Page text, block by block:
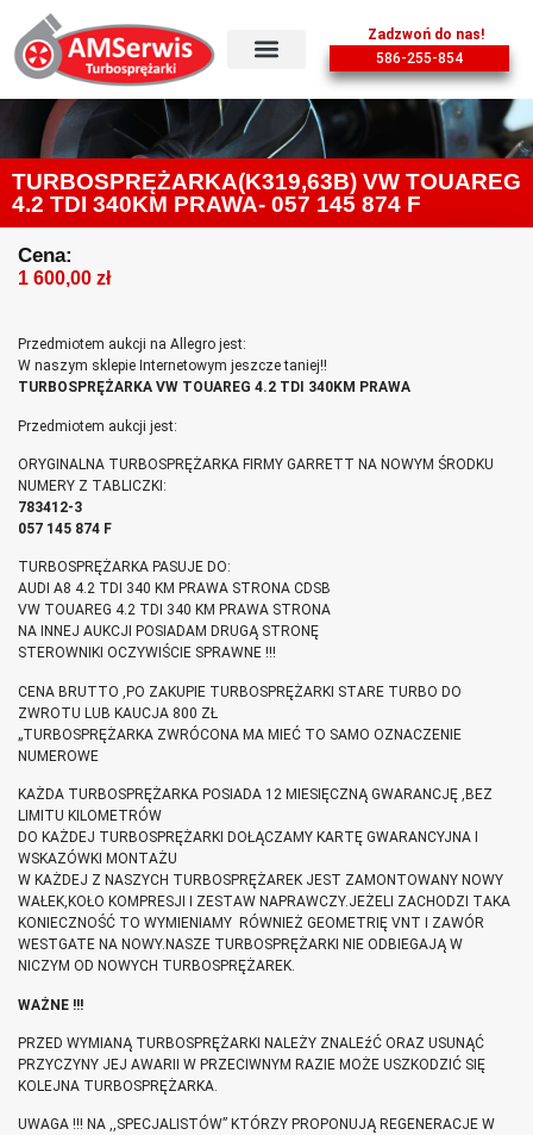
Zadzwoń do nas!
586-255-854
TURBOSPRĘŻARKA(K319,63B) VW TOUAREG
4.2 TDI 340KM PRAWA- 057 145 874 F
Cena:
1 600,00 zł
Przedmiotem aukcji na Allegro jest:
W naszym sklepie Internetowym jeszcze taniej!!
TURBOSPRĘŻARKA VW TOUAREG 4.2 TDI 340KM PRAWA
Przedmiotem aukcji jest:
ORYGINALNA TURBOSPRĘŻARKA FIRMY GARRETT NA NOWYM ŚRODKU
NUMERY Z TABLICZKI:
783412-3
057 145 874 F
TURBOSPRĘŻARKA PASUJE DO:
AUDI A8 4.2 TDI 340 KM PRAWA STRONA CDSB
VW TOUAREG 4.2 TDI 340 KM PRAWA STRONA
NA INNEJ AUKCJI POSIADAM DRUGĄ STRONĘ
STEROWNIKI OCZYWIŚCIE SPRAWNE !!!
CENA BRUTTO ,PO ZAKUPIE TURBOSPRĘŻARKI STARE TURBO DO
ZWROTU LUB KAUCJA 800 ZŁ
„TURBOSPRĘŻARKA ZWRÓCONA MA MIEĆ TO SAMO OZNACZENIE
NUMEROWE
KAŻDA TURBOSPRĘŻARKA POSIADA 12 MIESIĘCZNĄ GWARANCJĘ ,BEZ
LIMITU KILOMETRÓW
DO KAŻDEJ TURBOSPRĘŻARKI DOŁĄCZAMY KARTĘ GWARANCYJNA I
WSKAZÓWKI MONTAŻU
W KAŻDEJ Z NASZYCH TURBOSPRĘŻAREK JEST ZAMONTOWANY NOWY
WAŁEK,KOŁO KOMPRESJI I ZESTAW NAPRAWCZY.JEŻELI ZACHODZI TAKA
KONIECZNOŚĆ TO WYMIENIAMY RÓWNIEŻ GEOMETRIĘ VNT I ZAWÓR
WESTGATE NA NOWY.NASZE TURBOSPRĘŻARKI NIE ODBIEGAJĄ W
NICZYM OD NOWYCH TURBOSPRĘŻAREK.
WAŻNE !!!
PRZED WYMIANĄ TURBOSPRĘŻARKI NALEŻY ZNALEźĆ ORAZ USUNĄĆ
PRZYCZYNY JEJ AWARII W PRZECIWNYM RAZIE MOŻE USZKODZIĆ SIĘ
KOLEJNA TURBOSPRĘŻARKA.
UWAGA !!! NA ,,SPECJALISTÓW” KTÓRZY PROPONUJĄ REGENERACJE W